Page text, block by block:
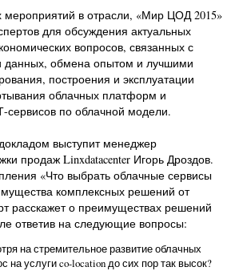
в отрасли, «Мир ЦОД 2015»
для обсуждения актуальных
вопросов, связанных с
данных, обмена опытом и лучшими
построения и эксплуатации
облачных платформ и
сервисов по облачной модели.
выступит менеджер
продаж Linxdatacenter Игорь Дроздов.
«Что выбрать облачные сервисы
комплексных решений от
расскажет о преимуществах решений
ответив на следующие вопросы:
на стремительное развитие облачных
на услуги co-location до сих пор так высок?